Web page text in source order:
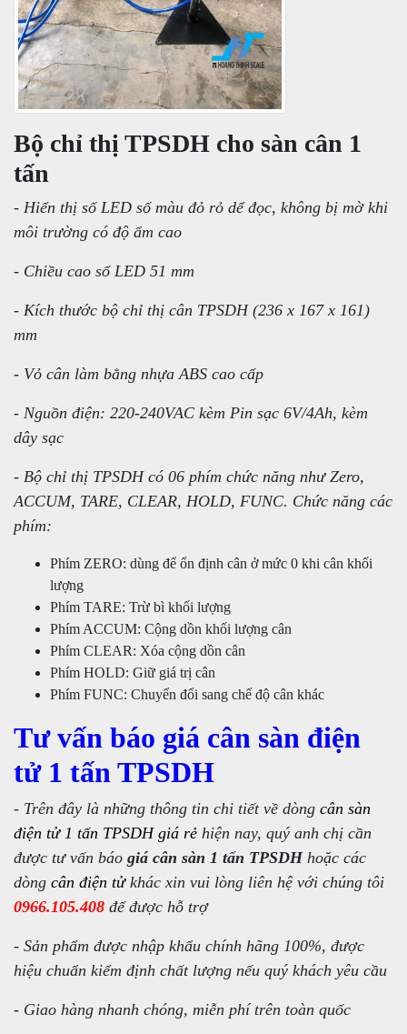
Bộ chỉ thị TPSDH cho sàn cân 1
tấn
- Hiển thị số LED số màu đỏ rỏ dể đọc, không bị mờ khi
môi trường có độ ẩm cao
- Chiều cao số LED 51 mm
- Kích thước bộ chỉ thị cân TPSDH (236 x 167 x 161)
mm
- Vỏ cân làm bằng nhựa ABS cao cấp
- Nguồn điện: 220-240VAC kèm Pin sạc 6V/4Ah, kèm
dây sạc
- Bộ chỉ thị TPSDH có 06 phím chức năng như Zero,
ACCUM, TARE, CLEAR, HOLD, FUNC. Chức năng các
phím:
Phím ZERO: dùng để ổn định cân ở mức 0 khi cân khối
lượng
Phím TARE: Trừ bì khối lượng
Phím ACCUM: Cộng dồn khối lượng cân
Phím CLEAR: Xóa cộng dồn cân
Phím HOLD: Giữ giá trị cân
Phím FUNC: Chuyển đổi sang chế độ cân khác
Tư vấn báo giá cân sàn điện
tử 1 tấn TPSDH
- Trên đây là những thông tin chi tiết về dòng cân sàn
điện tử 1 tấn TPSDH giá rẻ hiện nay, quý anh chị cần
được tư vấn báo giá cân sàn 1 tấn TPSDHhoặc các
dòng cân điện tửkhác xin vui lòng liên hệ với chúng tôi
0966.105.408 để được hỗ trợ
- Sản phẩm được nhập khẩu chính hãng 100%, được
hiệu chuẩn kiểm định chất lượng nếu quý khách yêu cầu
- Giao hàng nhanh chóng, miễn phí trên toàn quốc